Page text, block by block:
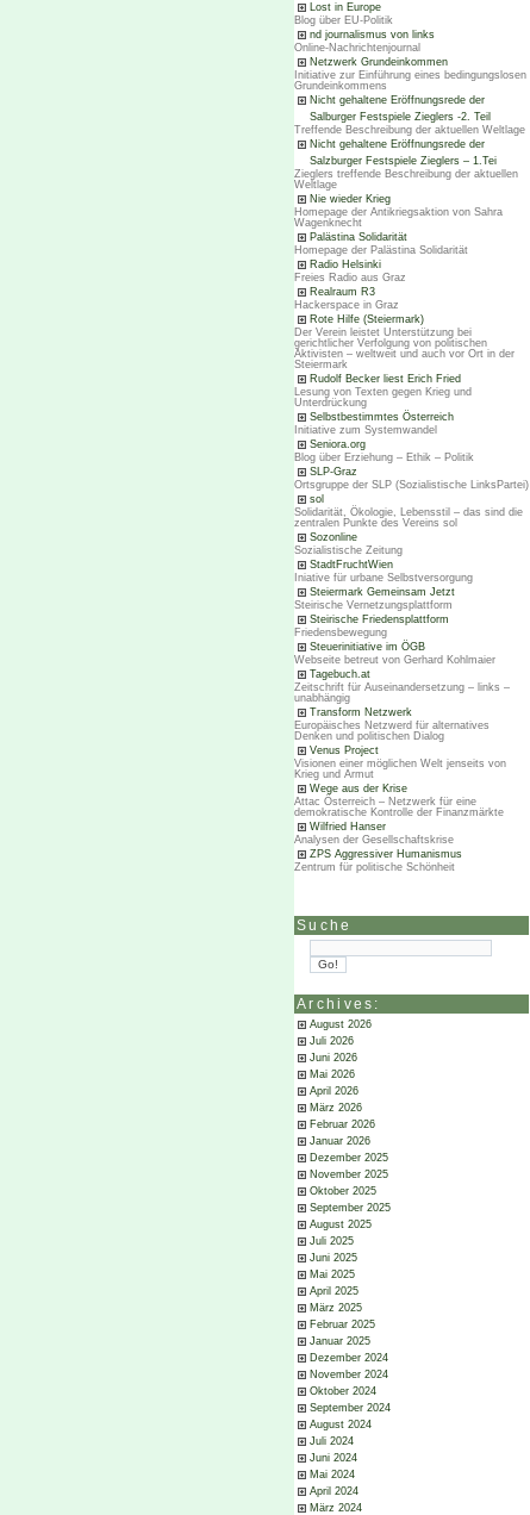
Lost in Europe
Blog über EU-Politik
nd journalismus von links
Online-Nachrichtenjournal
Netzwerk Grundeinkommen
Initiative zur Einführung eines bedingungslosen
Grundeinkommens
Nicht gehaltene Eröffnungsrede der
Salburger Festspiele Zieglers -2. Teil
Treffende Beschreibung der aktuellen Weltlage
Nicht gehaltene Eröffnungsrede der
Salzburger Festspiele Zieglers – 1.Tei
Zieglers treffende Beschreibung der aktuellen
Weltlage
Nie wieder Krieg
Homepage der Antikriegsaktion von Sahra
Wagenknecht
Palästina Solidarität
Homepage der Palästina Solidarität
Radio Helsinki
Freies Radio aus Graz
Realraum R3
Hackerspace in Graz
Rote Hilfe (Steiermark)
Der Verein leistet Unterstützung bei
gerichtlicher Verfolgung von politischen
Aktivisten – weltweit und auch vor Ort in der
Steiermark
Rudolf Becker liest Erich Fried
Lesung von Texten gegen Krieg und
Unterdrückung
Selbstbestimmtes Österreich
Initiative zum Systemwandel
Seniora.org
Blog über Erziehung – Ethik – Politik
SLP-Graz
Ortsgruppe der SLP (Sozialistische LinksPartei)
sol
Solidarität, Ökologie, Lebensstil – das sind die
zentralen Punkte des Vereins sol
Sozonline
Sozialistische Zeitung
StadtFruchtWien
Iniative für urbane Selbstversorgung
Steiermark Gemeinsam Jetzt
Steirische Vernetzungsplattform
Steirische Friedensplattform
Friedensbewegung
Steuerinitiative im ÖGB
Webseite betreut von Gerhard Kohlmaier
Tagebuch.at
Zeitschrift für Auseinandersetzung – links –
unabhängig
Transform Netzwerk
Europäisches Netzwerd für alternatives
Denken und politischen Dialog
Venus Project
Visionen einer möglichen Welt jenseits von
Krieg und Armut
Wege aus der Krise
Attac Österreich – Netzwerk für eine
demokratische Kontrolle der Finanzmärkte
Wilfried Hanser
Analysen der Gesellschaftskrise
ZPS Aggressiver Humanismus
Zentrum für politische Schönheit
Suche
Archives:
August 2026
Juli 2026
Juni 2026
Mai 2026
April 2026
März 2026
Februar 2026
Januar 2026
Dezember 2025
November 2025
Oktober 2025
September 2025
August 2025
Juli 2025
Juni 2025
Mai 2025
April 2025
März 2025
Februar 2025
Januar 2025
Dezember 2024
November 2024
Oktober 2024
September 2024
August 2024
Juli 2024
Juni 2024
Mai 2024
April 2024
März 2024